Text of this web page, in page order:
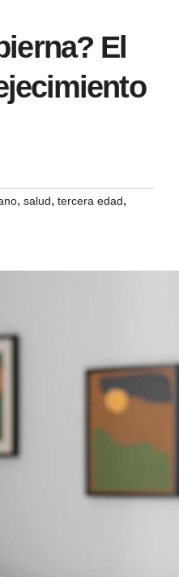
El
, salud, tercera edad,